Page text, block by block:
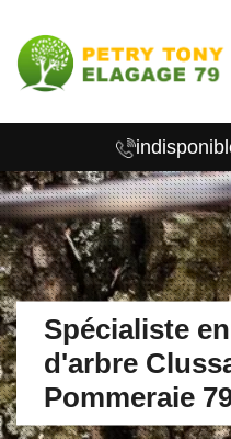
Spécialiste
d'arbre
Pommeraie